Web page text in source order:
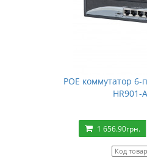
POE коммутатор
HR901-
1 656.90грн.
Код